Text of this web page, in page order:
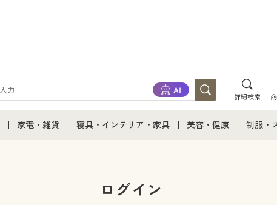
詳細検索
家電・雑貨 寝具・インテリア・家具 美容・健康 制服・
ログイン